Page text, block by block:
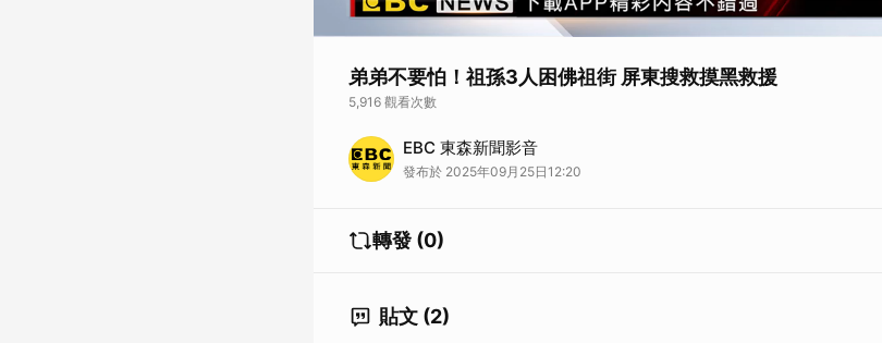
弟弟不要怕！祖孫3人困佛祖街 屏東搜救摸黑救援
5,916 觀看次數
洪水肆虐，讓花蓮縣光復鄉幾乎泡在水裡。而屏東縣消防員第一時間馳援，火速投入
在佛祖街受困的祖孫三人，而小孫子年僅2、3歲，無助依偎在救難人員懷中，不哭
EBC 東森新聞影音
發布於 2025年09月25日12:20
轉發 (0)
貼文 (2)